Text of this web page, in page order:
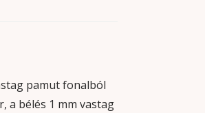
pamut fonalból
a bélés 1 mm vastag